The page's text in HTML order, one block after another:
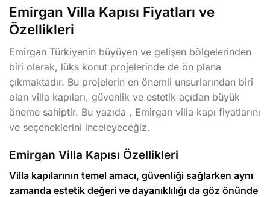
Emirgan Villa Kapısı Fiyatları ve
Özellikleri
Emirgan Türkiyenin büyüyen ve gelişen bölgelerinden
biri olarak, lüks konut projelerinde de ön plana
çıkmaktadır. Bu projelerin en önemli unsurlarından biri
olan villa kapıları, güvenlik ve estetik açıdan büyük
öneme sahiptir. Bu yazıda , Emirgan villa kapı fiyatlarını
ve seçeneklerini inceleyeceğiz.
Emirgan Villa Kapısı Özellikleri
Villa kapılarının temel amacı, güvenliği sağlarken aynı
zamanda estetik değeri ve dayanıklılığı da göz önünde